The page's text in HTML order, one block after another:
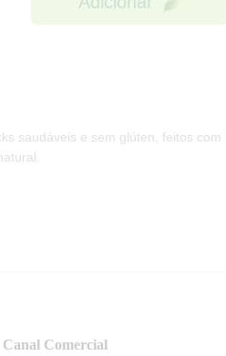
saudáveis e sem glúten, feitos
Canal Comercial